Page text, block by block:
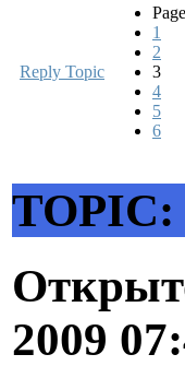
Reply Topic
1
2
3
4
5
6
TOPIC:
2009